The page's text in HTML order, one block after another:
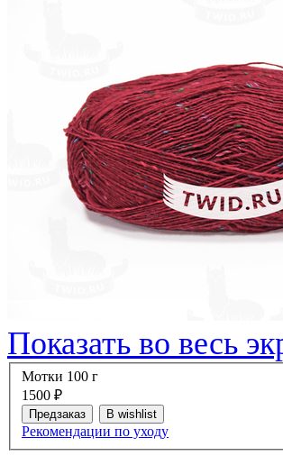
Показать во весь
Мотки 100 г
1500 ₽
Предзаказ В wishlist
Рекомендации по уходу